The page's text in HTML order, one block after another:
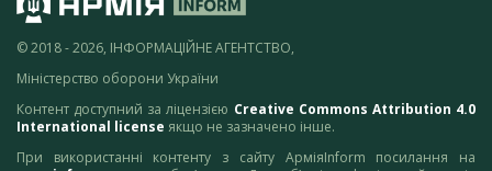
© 2018 - 2026, ІНФОРМАЦІЙНЕ АГЕНТСТВО,
Міністерство оборони України
Контент доступний за ліцензією Creative Commons Attribution 4.0
International license якщо не зазначено інше.
При використанні контенту з сайту АрміяInform посилання на